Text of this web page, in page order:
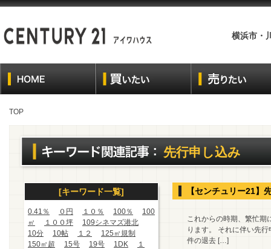
横浜市・
TOP
先行申し込み
[キーワード一覧]
0.41％ ０円 １０％ 100％
100
㎡
１００坪
109シネマズ港北
10分
10帖 １２
125㎡規制
150㎡超
15号 19号 1DK
１
【センチュリー21】
これからの時期、繁忙期
ります。 それに伴い先
件の退去 […]